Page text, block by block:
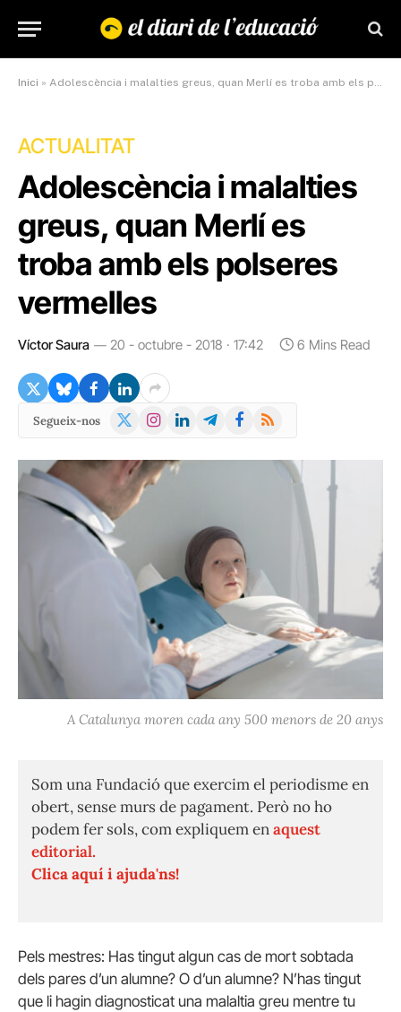
Inici » Adolescència i malalties greus, quan Merlí es troba amb els polseres vermelles
ACTUALITAT
Adolescència i malalties
greus, quan Merlí es
troba amb els polseres
vermelles
Víctor Saura 20 - octubre - 2018 · 17:42 6 Mins Read
Segueix-nos
X
Instagram
LinkedInTelegramFacebook
RSS
A Catalunya moren cada any 500 menors de 20 anys
Som una Fundació que exercim el periodisme en
obert, sense murs de pagament. Però no ho
podem fer sols, com expliquem enaquest
editorial.
Clica aquí i ajuda'ns!
Pels mestres: Has tingut algun cas de mort sobtada
dels pares d’un alumne? O d’un alumne? N’has tingut
que li hagin diagnosticat una malaltia greu mentre tu